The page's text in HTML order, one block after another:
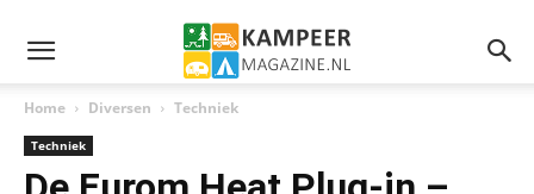
Home Diversen Techniek
Techniek